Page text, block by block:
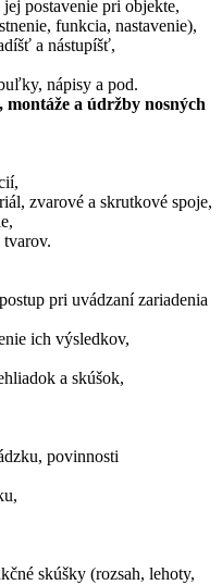
postavenie pri objekte,
funkcia, nastavenie),
a nástupíšť,
nápisy a pod.
a údržby nosných
zvarové a skrutkové spoje,
pri uvádzaní zariadenia
ich výsledkov,
a skúšok,
povinnosti
skúšky (rozsah, lehoty,